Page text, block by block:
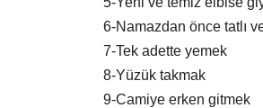
6-Namazdan önce tatlı
7-Tek adette yemek
8-Yüzük takmak
9-Camiye erken gitmek